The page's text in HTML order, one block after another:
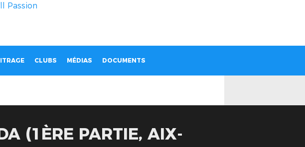
Passion
CLUBS MÉDIAS DOCUMENTS
(1ÈRE PARTIE, AIX-